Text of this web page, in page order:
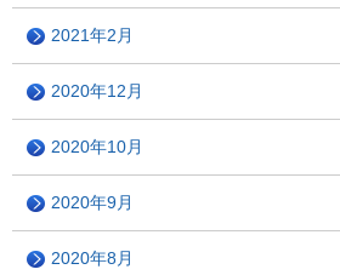
2021年2月
2020年12月
2020年10月
2020年9月
2020年8月